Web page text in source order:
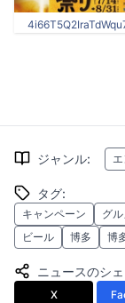
ジャンル:
タグ:
キャンペーン グル
ビール
博多 博
ニュースのシ
X